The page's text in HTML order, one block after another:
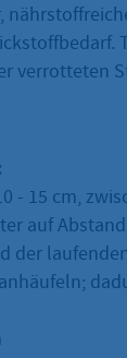
verrotteten
- 15 cm,
auf
der